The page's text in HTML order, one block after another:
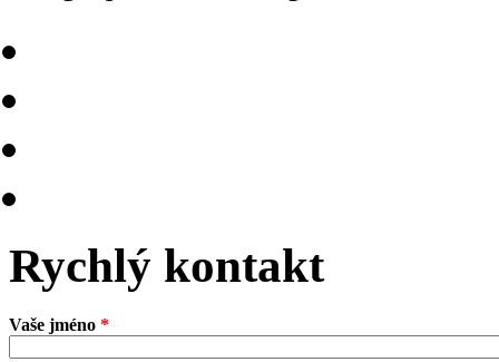
Rychlý kontakt
Vaše jméno *